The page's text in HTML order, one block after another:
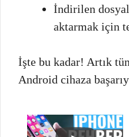
İndirilen
aktarmak için
İşte bu kadar! Artık
Android cihaza